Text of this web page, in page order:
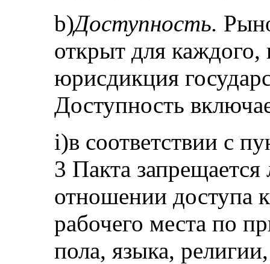
b)Доступность.
открыт для каждого,
юрисдикция
Доступность
i)в соответствии с
3 Пакта
отношении доступа
рабочего места по
пола, языка,